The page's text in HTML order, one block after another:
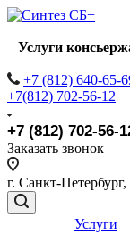
Услуги
+7 (812) 640-65-
+7(812) 702-56-12
+7 (812) 702-56-
Заказать звонок
г. Санкт-
Услуги